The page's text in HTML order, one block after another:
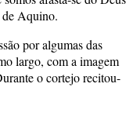
de Aquino.
por algumas das
largo, com a imagem
o cortejo recitou-